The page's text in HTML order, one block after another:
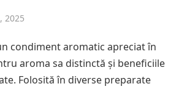
2025
condiment aromatic apreciat în
aroma sa distinctă și beneficiile
Folosită în diverse preparate